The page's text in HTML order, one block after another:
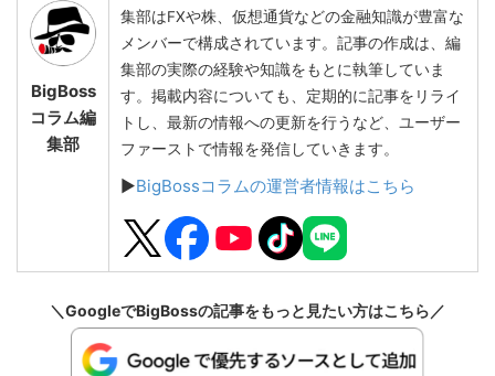
BigBoss
コラム編
集部
集部はFXや株、仮想通貨などの金融知識が豊富な
メンバーで構成されています。記事の作成は、編
集部の実際の経験や知識をもとに執筆していま
す。掲載内容についても、定期的に記事をリライ
トし、最新の情報への更新を行うなど、ユーザー
ファーストで情報を発信していきます。
▶BigBossコラムの運営者情報はこちら
＼GoogleでBigBossの記事をもっと見たい方はこちら／